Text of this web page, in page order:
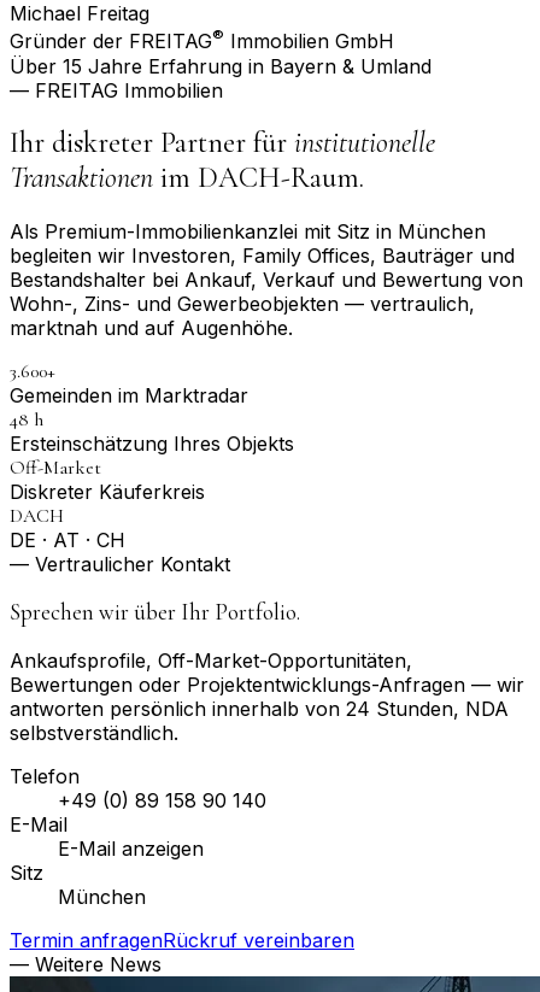
Michael Freitag
Gründer der FREITAG® Immobilien GmbH
Über 15 Jahre Erfahrung in Bayern & Umland
— FREITAG Immobilien
Ihr diskreter Partner für institutionelle
Transaktionen im DACH-Raum.
Als Premium-Immobilienkanzlei mit Sitz in München
begleiten wir Investoren, Family Offices, Bauträger und
Bestandshalter bei Ankauf, Verkauf und Bewertung von
Wohn-, Zins- und Gewerbeobjekten — vertraulich,
marktnah und auf Augenhöhe.
3.600+
Gemeinden im Marktradar
48 h
Erst­einschätzung Ihres Objekts
Off-Market
Diskreter Käuferkreis
DACH
DE · AT · CH
— Vertraulicher Kontakt
Sprechen wir über Ihr Portfolio.
Ankaufsprofile, Off-Market-Opportunitäten,
Bewertungen oder Projektentwicklungs-Anfragen — wir
antworten persönlich innerhalb von 24 Stunden, NDA
selbstverständlich.
Telefon
+49 (0) 89 158 90 140
E-Mail
E-Mail anzeigen
Sitz
München
Termin anfragenRückruf vereinbaren
— Weitere News